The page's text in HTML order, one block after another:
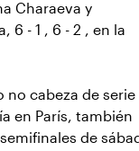
Charaeva y
6 - 1 , 6 - 2 , en la
no cabeza de serie
en París, también
de